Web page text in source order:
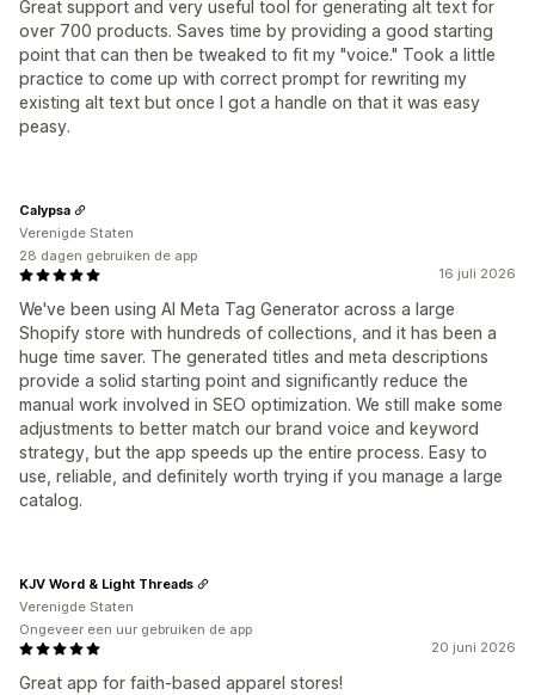
Great support and very useful tool for generating alt text for
over 700 products. Saves time by providing a good starting
point that can then be tweaked to fit my "voice." Took a little
practice to come up with correct prompt for rewriting my
existing alt text but once I got a handle on that it was easy
peasy.
16 juli 2026
We've been using AI Meta Tag Generator across a large
Shopify store with hundreds of collections, and it has been a
huge time saver. The generated titles and meta descriptions
provide a solid starting point and significantly reduce the
manual work involved in SEO optimization. We still make some
adjustments to better match our brand voice and keyword
strategy, but the app speeds up the entire process. Easy to
use, reliable, and definitely worth trying if you manage a large
catalog.
Calypsa
Verenigde Staten
28 dagen gebruiken de app
20 juni 2026
Great app for faith-based apparel stores!
KJV Word & Light Threads
Verenigde Staten
Ongeveer een uur gebruiken de app